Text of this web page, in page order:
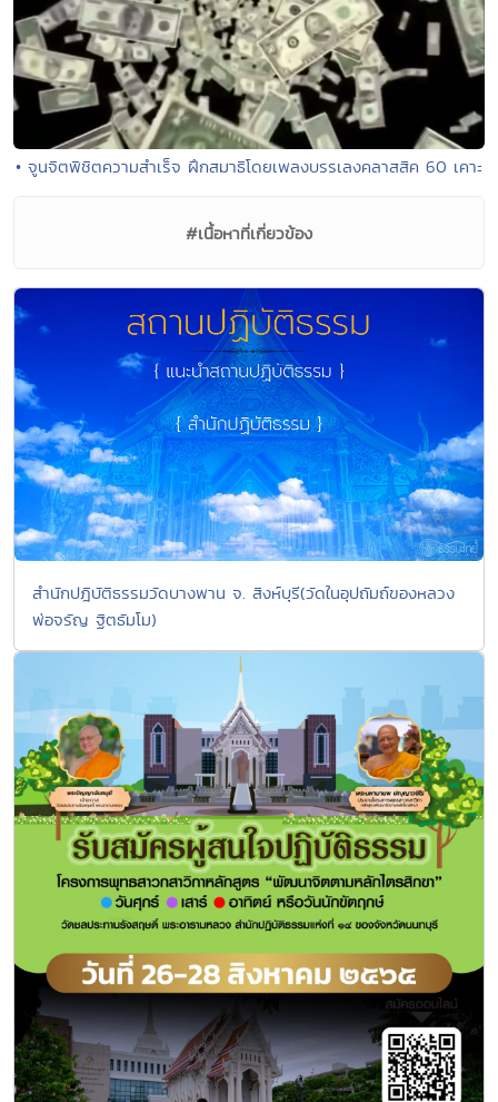
• จูนจิตพิชิตความสำเร็จ ฝึกสมาธิโดยเพลงบรรเลงคลาสสิค 60 เคาะ
#เนื้อหาที่เกี่ยวข้อง
สำนักปฎิบัติธรรมวัดบางพาน จ. สิงห์บุรี(วัดในอุปถัมถ์ของหลวง
พ่อจรัญ ฐิตธัมโม)